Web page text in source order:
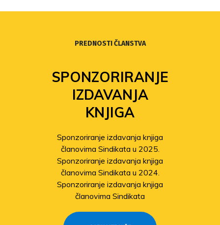
PREDNOSTI ČLANSTVA
SPONZORIRANJE
IZDAVANJA
KNJIGA
Sponzoriranje izdavanja knjiga
članovima Sindikata u 2025.
Sponzoriranje izdavanja knjiga
članovima Sindikata u 2024.
Sponzoriranje izdavanja knjiga
članovima Sindikata